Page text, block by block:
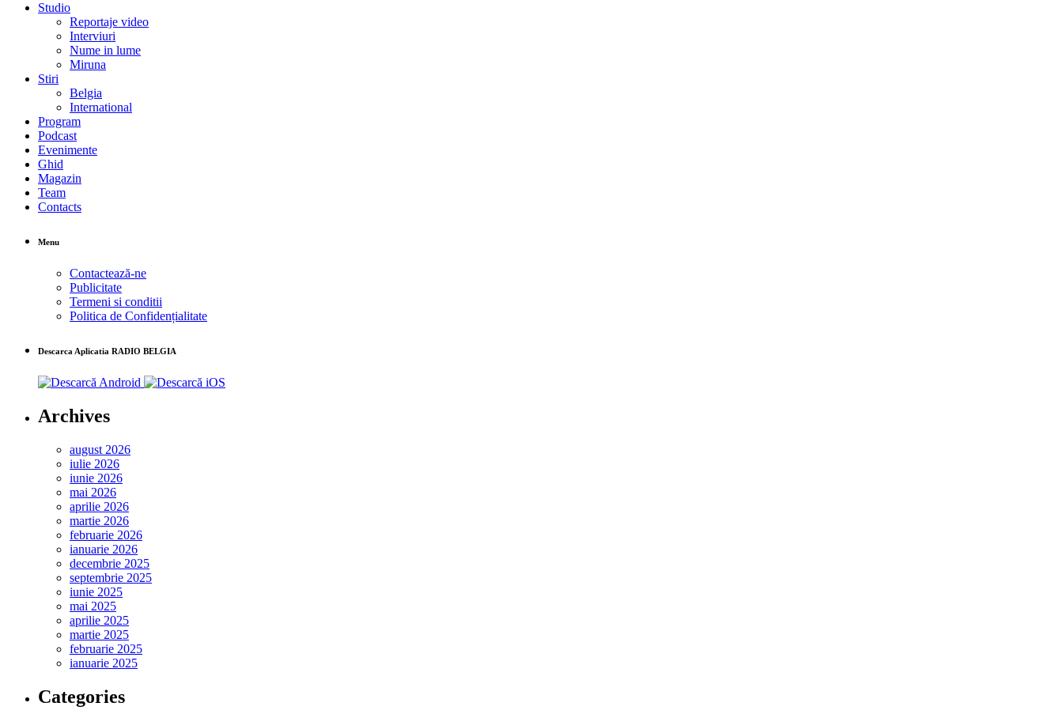
Studio
Reportaje video
Interviuri
Nume in lume
Miruna
Stiri
Belgia
International
Program
Podcast
Evenimente
Ghid
Magazin
Team
Contacts
Menu
Contactează-ne
Publicitate
Termeni si conditii
Politica de Confidențialitate
Descarca Aplicatia RADIO BELGIA
Archives
august 2026
iulie 2026
iunie 2026
mai 2026
aprilie 2026
martie 2026
februarie 2026
ianuarie 2026
decembrie 2025
septembrie 2025
iunie 2025
mai 2025
aprilie 2025
martie 2025
februarie 2025
ianuarie 2025
Categories